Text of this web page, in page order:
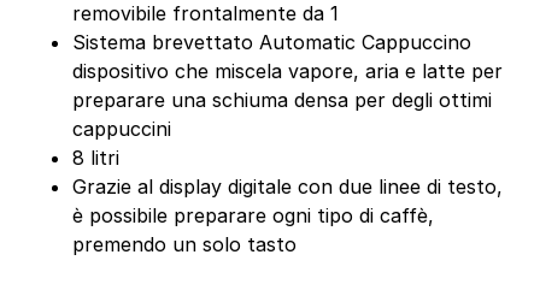
removibile frontalmente da 1
Sistema brevettato Automatic Cappuccino
dispositivo che miscela vapore, aria e latte per
preparare una schiuma densa per degli ottimi
cappuccini
8 litri
Grazie al display digitale con due linee di testo,
è possibile preparare ogni tipo di caffè,
premendo un solo tasto